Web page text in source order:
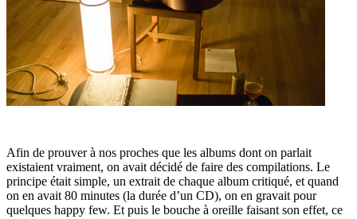
Afin de prouver à nos proches que les albums dont on parlait
existaient vraiment, on avait décidé de faire des compilations. Le
principe était simple, un extrait de chaque album critiqué, et quand
on en avait 80 minutes (la durée d’un CD), on en gravait pour
quelques happy few. Et puis le bouche à oreille faisant son effet, ce